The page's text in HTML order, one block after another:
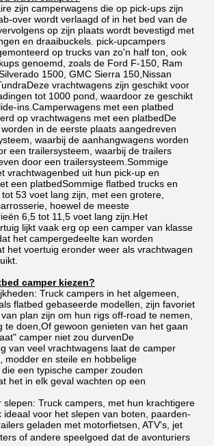
zijn camperwagens die op pick-ups zijn
over wordt verlaagd of in het bed van de
op zijn plaats wordt bevestigd met
en draaibuckels. pick-upcampers
op trucks van zo'n half ton, ook
genoemd, zoals de Ford F-150, Ram
1500, GMC Sierra 150,Nissan
vrachtwagens zijn geschikt voor
tot 1000 pond, waardoor ze geschikt
ins.Camperwagens met een platbed
op vrachtwagens met een platbedDe
in de eerste plaats aangedreven
waarbij de aanhangwagens worden
een trailersysteem, waarbij de trailers
door een trailersysteem.Sommige
vrachtwagenbed uit hun pick-up en
een platbedSommige flatbed trucks en
53 voet lang zijn, met een grotere,
hoewel de meeste
6,5 tot 11,5 voet lang zijn.Het
lijkt vaak erg op een camper van klasse
het campergedeelte kan worden
het voertuig eronder weer als vrachtwagen
camper kiezen?
Truck campers in het algemeen,
flatbed gebaseerde modellen, zijn favoriet
plan zijn om hun rigs off-road te nemen,
te doen,Of gewoon genieten van het gaan
camper niet zou durvenDe
van veel vrachtwagens laat de camper
modder en steile en hobbelige
een typische camper zouden
het in elk geval wachten op een
slepen: Truck campers, met hun krachtigere
ideaal voor het slepen van boten, paarden-
geladen met motorfietsen, ATV's, jet
of andere speelgoed dat de avonturiers